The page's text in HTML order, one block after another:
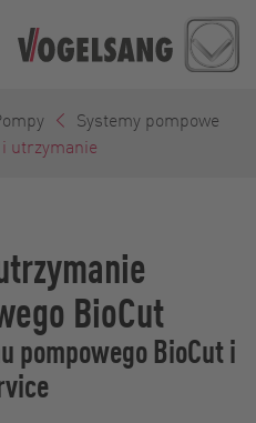
Systemy pompowe
utrzymanie
BioCut
pompowego BioCut i